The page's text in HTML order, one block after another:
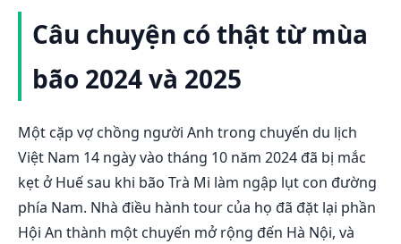
Câu chuyện có thật từ mùa
bão 2024 và 2025
Một cặp vợ chồng người Anh trong chuyến du lịch
Việt Nam 14 ngày vào tháng 10 năm 2024 đã bị mắc
kẹt ở Huế sau khi bão Trà Mi làm ngập lụt con đường
phía Nam. Nhà điều hành tour của họ đã đặt lại phần
Hội An thành một chuyến mở rộng đến Hà Nội, và